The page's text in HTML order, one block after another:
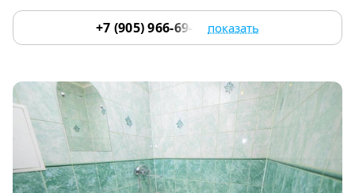
+7 (905) 966-69-97 показать